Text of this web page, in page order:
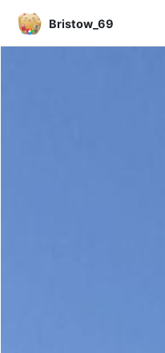
Bristow_69